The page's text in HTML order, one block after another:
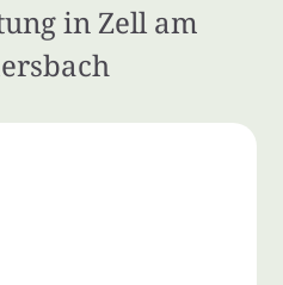
in Zell am